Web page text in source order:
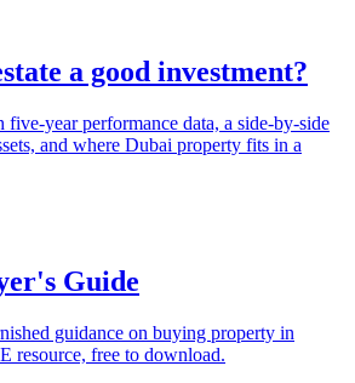
a good investment?
five-year performance data, a side-by-side
and where Dubai property fits in a
Guide
guidance on buying property in
resource, free to download.